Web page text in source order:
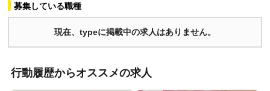
募集している職種
現在、typeに掲載中の求人はありません。
行動履歴からオススメの求人